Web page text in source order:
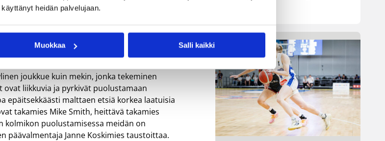
heidän palvelujaan.
Muokkaa Salli kaikki
tapaan tappion avauskierroksella.
maansa pääsarjassa Rostock on avannut
tappiolla aloittanut Kauhajoki on
joukkue kuin mekin, jonka tekeminen
liikkuvia ja pyrkivät puolustamaan
epäitsekkäästi malttaen etsiä korkea laatuisia
takamies Mike Smith, heittävä takamies
kolmikon puolustamisessa meidän on
Janne Koskimies taustoittaa.